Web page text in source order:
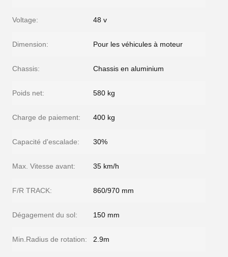
Voltage: 48 v
Dimension: Pour les véhicules à moteur
Chassis: Chassis en aluminium
Poids net: 580 kg
Charge de paiement: 400 kg
Capacité d'escalade: 30%
Max. Vitesse avant: 35 km/h
F/R TRACK: 860/970 mm
Dégagement du sol: 150 mm
Min.Radius de rotation: 2.9m